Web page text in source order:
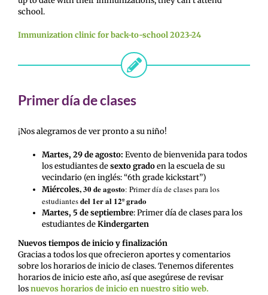
school.
Immunization clinic for back-to-school 2023-24
Primer día de clases
¡Nos alegramos de ver pronto a su niño!
Martes, 29 de agosto: Evento de bienvenida para todos
los estudiantes desexto gradoen la escuela de su
vecindario (en inglés: “6th grade kickstart”)
Miércoles, 30 de agosto: Primer día de clases para los
estudiantesdel 1er al 12º grado
Martes, 5 de septiembre: Primer día de clases para los
estudiantes deKindergarten
Nuevos tiempos de inicio y finalización
Gracias a todos los que ofrecieron aportes y comentarios
sobre los horarios de inicio de clases. Tenemos diferentes
horarios de inicio este año, así que asegúrese de revisar
losnuevos horarios de inicio en nuestro sitio web.